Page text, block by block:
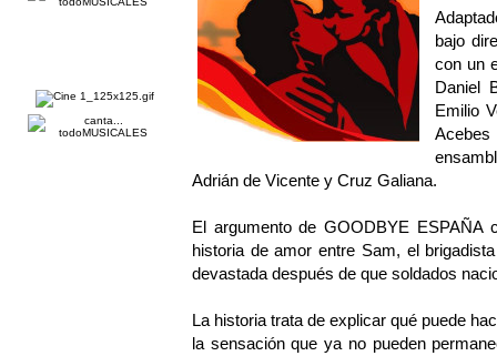
bajo
con un
Daniel
Emilio
Adrián de Vicente y Cruz Galiana.
El argumento de GOODBYE
historia de amor entre Sam, el
devastada después de que soldados
La historia trata de explicar qué puede
la sensación que ya no pueden